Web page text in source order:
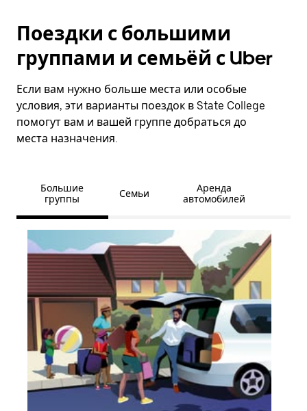
Поездки с большими
группами и семьёй с Uber
Если вам нужно больше места или особые
условия, эти варианты поездок в State College
помогут вам и вашей группе добраться до
места назначения.
Большие
группы
Семьи
Аренда
автомобилей